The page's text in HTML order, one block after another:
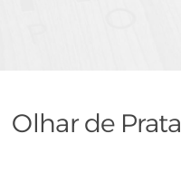
Olhar de Prata